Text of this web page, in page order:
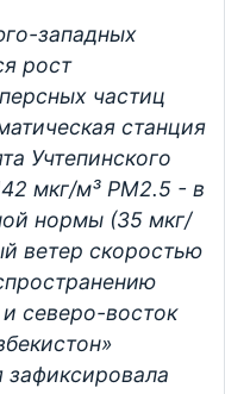
западных
рост
частиц
станция
Учтепинского
мкг/м³ PM2.5 - в
нормы (35 мкг/
ветер скоростью
северо-восток
зафиксировала